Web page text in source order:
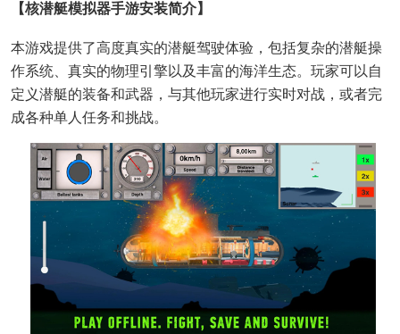
【核潜艇模拟器手游安装简介】
本游戏提供了高度真实的潜艇驾驶体验，包括复杂的潜艇操
作系统、真实的物理引擎以及丰富的海洋生态。玩家可以自
定义潜艇的装备和武器，与其他玩家进行实时对战，或者完
成各种单人任务和挑战。